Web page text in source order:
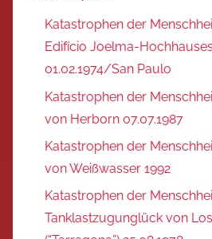
Katastrophen der
Edifício Joelma-
01.02.1974/San Paulo
Katastrophen der
von Herborn 07.07.1987
Katastrophen der
von Weißwasser 1992
Katastrophen der
Tanklastzugunglück von